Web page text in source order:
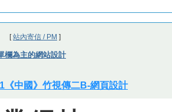
[站內寄信 / PM ]
欄為主的網站設計
《中國》竹視傳二B-網頁設計